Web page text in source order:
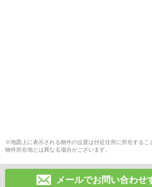
※地図上に表示される物件の位置は付近住所に所在するこ
物件所在地とは異なる場合がございます。
メールでお問い合わせ